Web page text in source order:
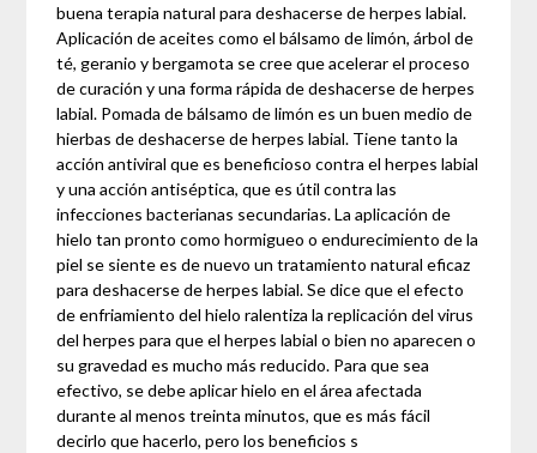
buena terapia natural para deshacerse de herpes labial.
Aplicación de aceites como el bálsamo de limón, árbol de
té, geranio y bergamota se cree que acelerar el proceso
de curación y una forma rápida de deshacerse de herpes
labial. Pomada de bálsamo de limón es un buen medio de
hierbas de deshacerse de herpes labial. Tiene tanto la
acción antiviral que es beneficioso contra el herpes labial
y una acción antiséptica, que es útil contra las
infecciones bacterianas secundarias. La aplicación de
hielo tan pronto como hormigueo o endurecimiento de la
piel se siente es de nuevo un tratamiento natural eficaz
para deshacerse de herpes labial. Se dice que el efecto
de enfriamiento del hielo ralentiza la replicación del virus
del herpes para que el herpes labial o bien no aparecen o
su gravedad es mucho más reducido. Para que sea
efectivo, se debe aplicar hielo en el área afectada
durante al menos treinta minutos, que es más fácil
decirlo que hacerlo, pero los beneficios s